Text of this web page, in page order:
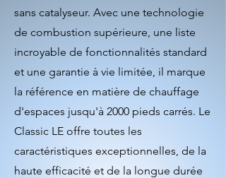
sans catalyseur. Avec une technologie
de combustion supérieure, une liste
incroyable de fonctionnalités standard
et une garantie à vie limitée, il marque
la référence en matière de chauffage
d'espaces jusqu'à 2000 pieds carrés. Le
Classic LE offre toutes les
caractéristiques exceptionnelles, de la
haute efficacité et de la longue durée